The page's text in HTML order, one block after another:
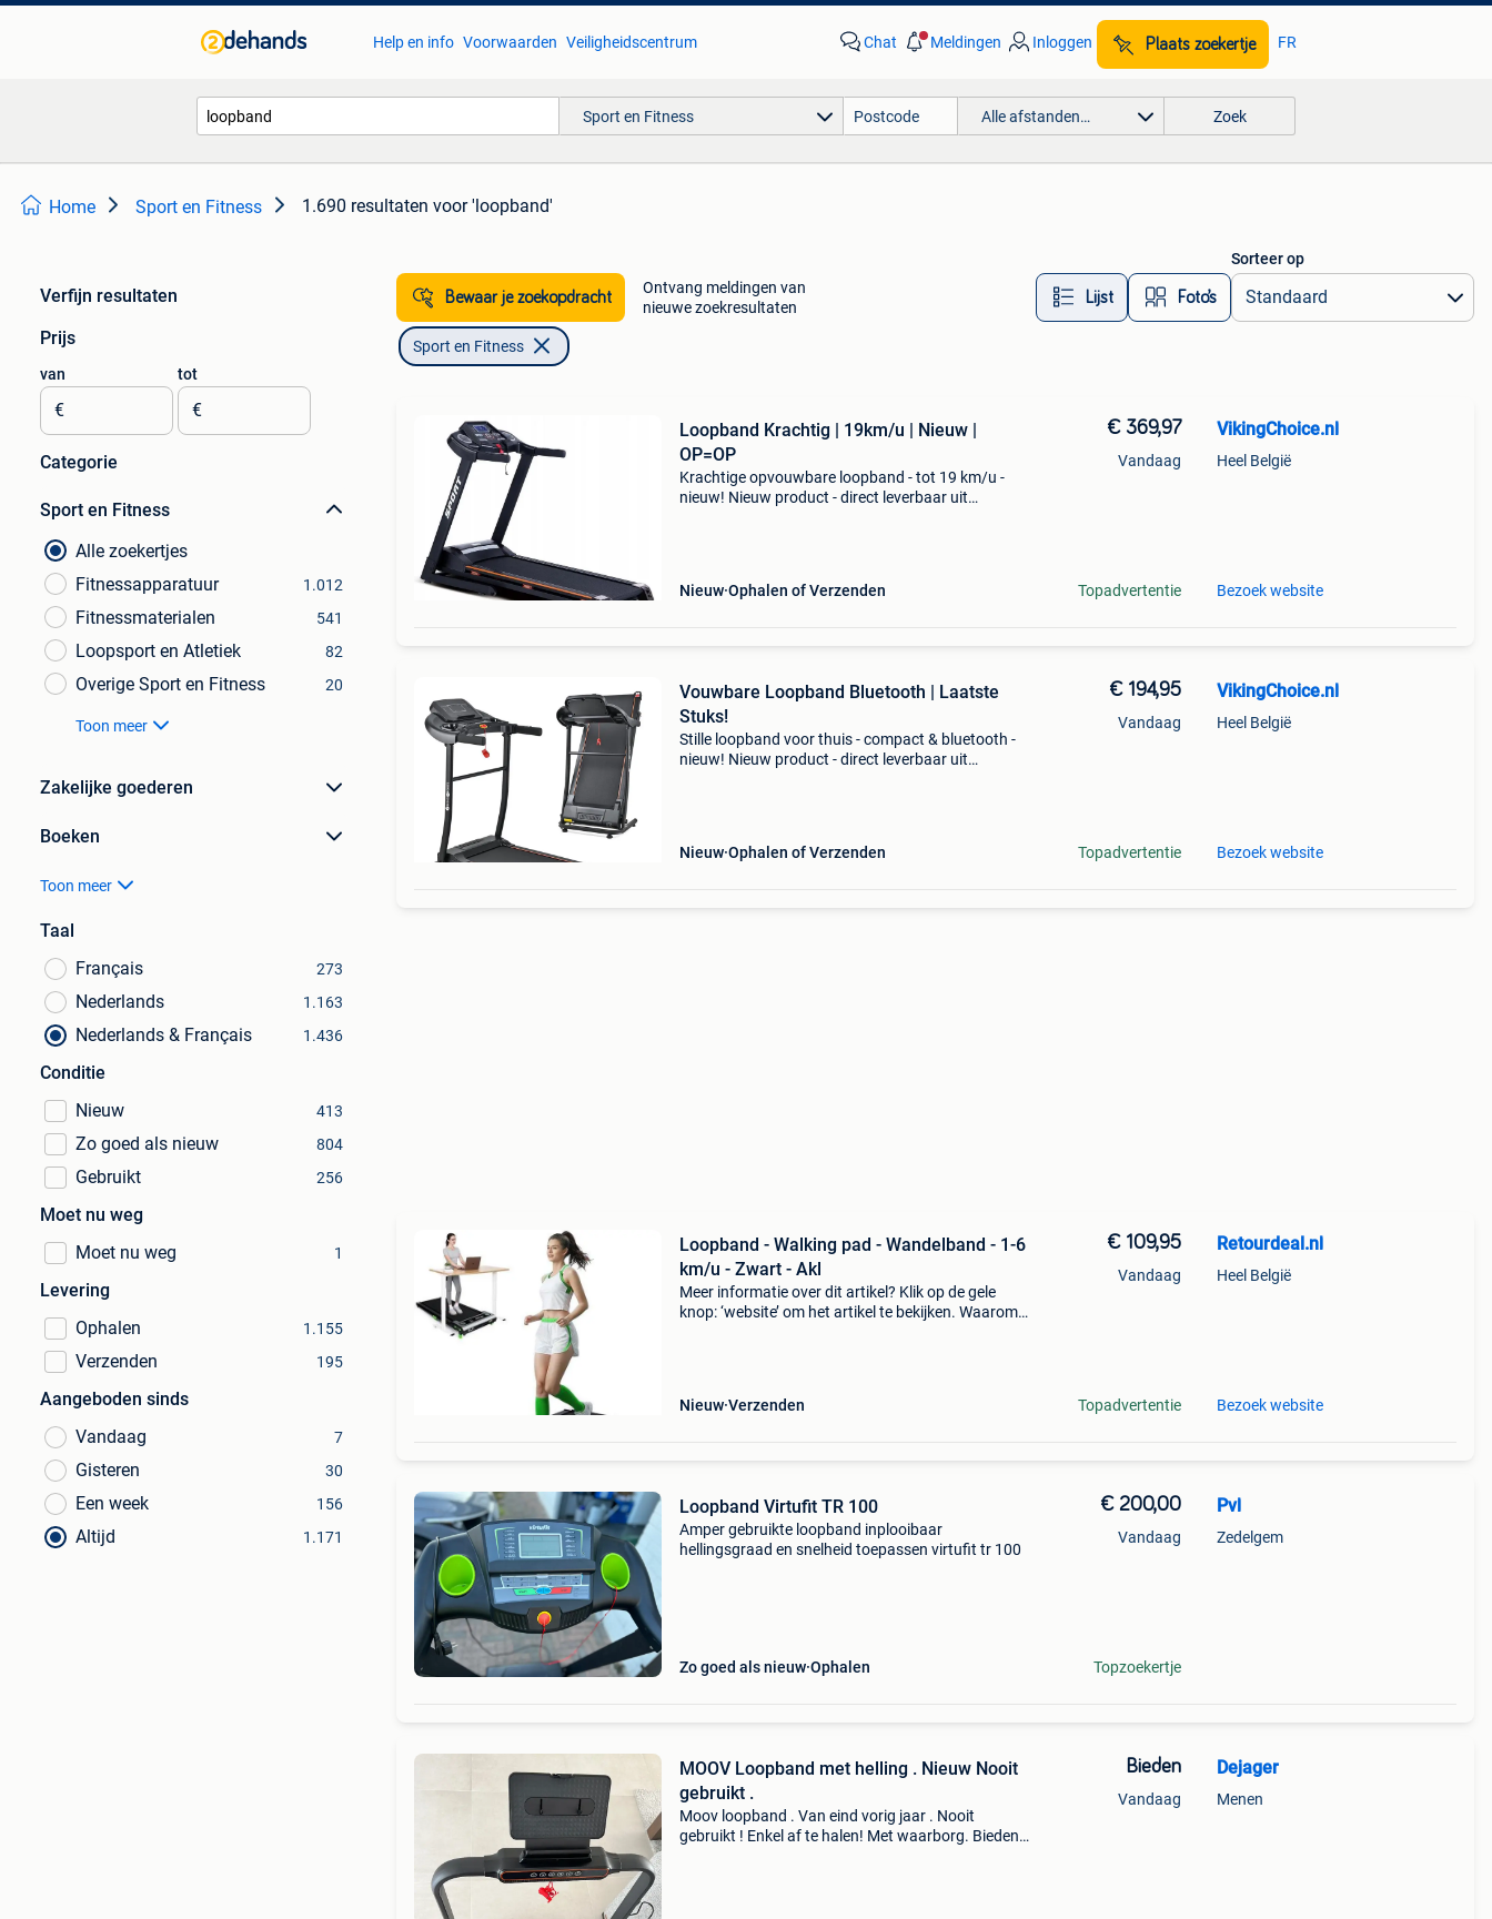
Help en info Voorwaarden Veiligheidscentrum Chat Meldingen Inloggen Plaats zoekertje FR
Sport en Fitness Alle afstanden… Zoek
Home Sport en Fitness 1.690 resultaten voor 'loopband'
Verfijn resultaten
Prijs
van
€
tot
€
Categorie
Sport en Fitness
Alle zoekertjes
Fitnessapparatuur
1.012
Fitnessmaterialen 541
Loopsport en Atletiek 82
Overige Sport en Fitness 20
Toon meer
Zakelijke goederen
Boeken
Toon meer
Taal
Français
273
Nederlands 1.163
Nederlands & Français 1.436
Conditie
Nieuw
413
Zo goed als nieuw 804
Gebruikt 256
Moet nu weg
Moet nu weg
1
Levering
Ophalen
1.155
Verzenden 195
Aangeboden sinds
Vandaag
7
Gisteren 30
Een week 156
Altijd 1.171
Bewaar je zoekopdracht
Ontvang meldingen van
nieuwe zoekresultaten
Lijst Foto’s
Sorteer op
Sport en Fitness
Loopband Krachtig | 19km/u | Nieuw |
OP=OP
Krachtige opvouwbare loopband - tot 19 km/u -
nieuw! Nieuw product - direct leverbaar uit
Nieuw Ophalen of Verzenden
€ 369,97
Vandaag
Topadvertentie
VikingChoice.nl
Heel België
Bezoek website
Vouwbare Loopband Bluetooth | Laatste
Stuks!
Stille loopband voor thuis - compact & bluetooth -
nieuw! Nieuw product - direct leverbaar uit
Nieuw Ophalen of Verzenden
€ 194,95
Vandaag
Topadvertentie
VikingChoice.nl
Heel België
Bezoek website
Loopband - Walking pad - Wandelband - 1-6
km/u - Zwart - Akl
Meer informatie over dit artikel? Klik op de gele
knop: ‘website’ om het artikel te bekijken. Waarom
Nieuw Verzenden
€ 109,95
Vandaag
Topadvertentie
Retourdeal.nl
Heel België
Bezoek website
Loopband Virtufit TR 100
Amper gebruikte loopband inplooibaar
hellingsgraad en snelheid toepassen virtufit tr 100
Zo goed als nieuw Ophalen
€ 200,00
Vandaag
Topzoekertje
Pvl
Zedelgem
MOOV Loopband met helling . Nieuw Nooit
gebruikt .
Moov loopband . Van eind vorig jaar . Nooit
gebruikt ! Enkel af te halen! Met waarborg. Bieden
Bieden
Vandaag
Dejager
Menen